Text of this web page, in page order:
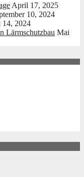
April 17, 2025
10, 2024
14, 2024
Lärmschutzbau Mai